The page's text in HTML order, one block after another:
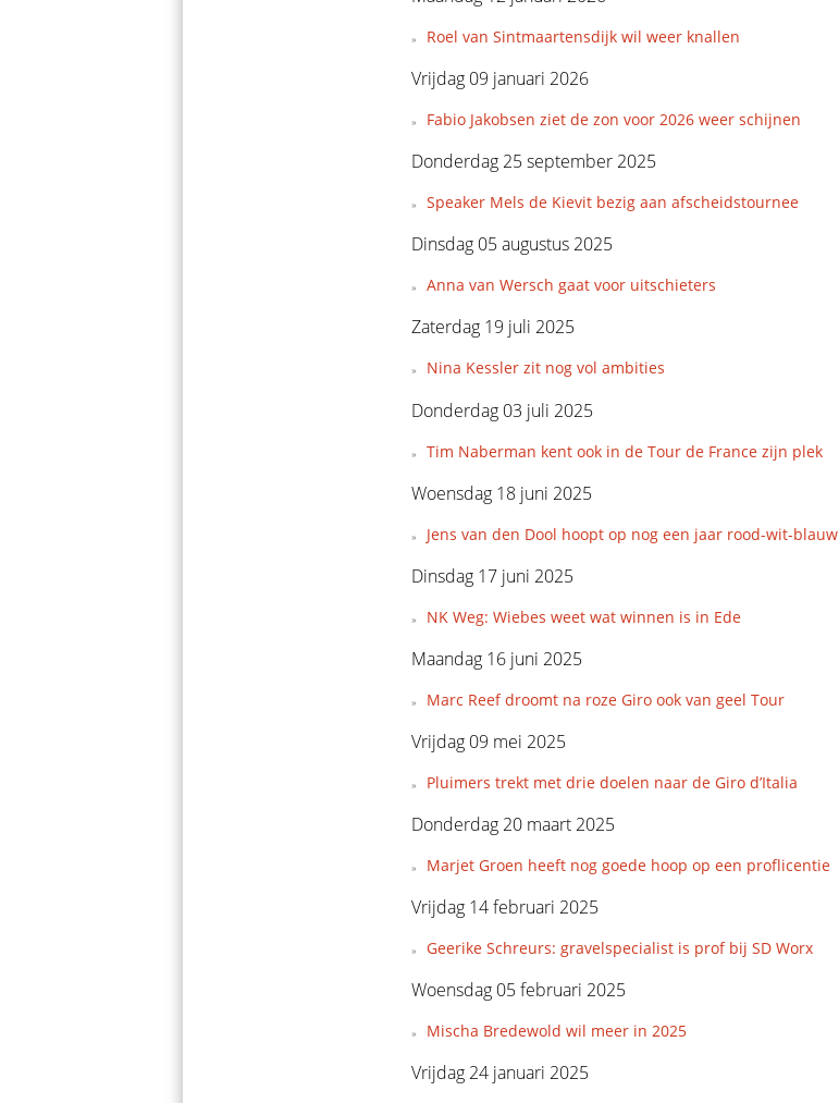
Roel van Sintmaartensdijk wil weer knallen
Vrijdag 09 januari 2026
Fabio Jakobsen ziet de zon voor 2026 weer schijnen
Donderdag 25 september 2025
Speaker Mels de Kievit bezig aan afscheidstournee
Dinsdag 05 augustus 2025
Anna van Wersch gaat voor uitschieters
Zaterdag 19 juli 2025
Nina Kessler zit nog vol ambities
Donderdag 03 juli 2025
Tim Naberman kent ook in de Tour de France zijn plek
Woensdag 18 juni 2025
Jens van den Dool hoopt op nog een jaar rood-wit-blauw
Dinsdag 17 juni 2025
NK Weg: Wiebes weet wat winnen is in Ede
Maandag 16 juni 2025
Marc Reef droomt na roze Giro ook van geel Tour
Vrijdag 09 mei 2025
Pluimers trekt met drie doelen naar de Giro d’Italia
Donderdag 20 maart 2025
Marjet Groen heeft nog goede hoop op een proflicentie
Vrijdag 14 februari 2025
Geerike Schreurs: gravelspecialist is prof bij SD Worx
Woensdag 05 februari 2025
Mischa Bredewold wil meer in 2025
Vrijdag 24 januari 2025